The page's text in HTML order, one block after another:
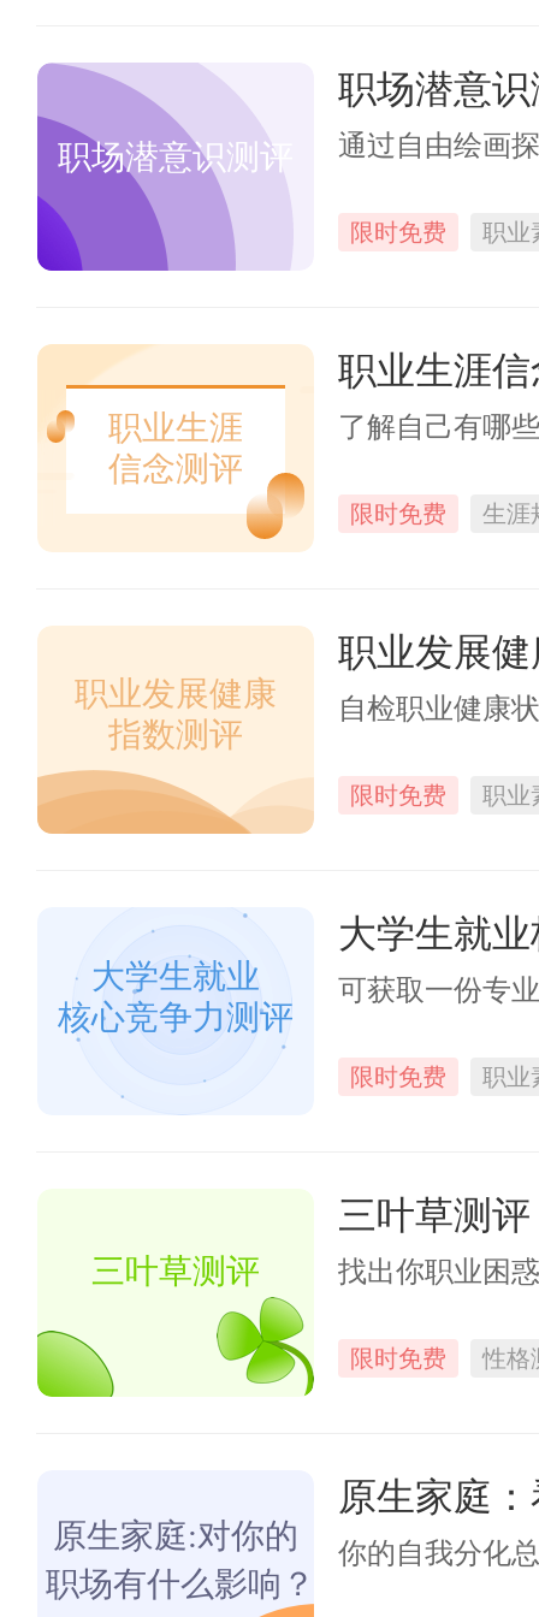
职场潜意识测评
职场潜意
通过自由绘画
限时免费 职业
职业生涯
信念测评
职业生涯
了解自己有哪
限时免费 生涯
职业发展健康
指数测评
职业发展
自检职业健康
限时免费 职业
大学生就业
核心竞争力测评
大学生就
可获取一份专
限时免费 职业
三叶草测评
三叶草测评
找出你职业困
限时免费 性格
原生家庭:对你的
职场有什么影响？
原生家庭
你的自我分化